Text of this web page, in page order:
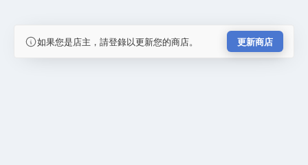
如果您是店主，請登錄以更新您的商店。 更新商店